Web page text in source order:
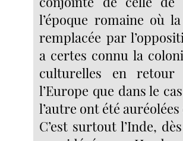
l’époque romaine où
remplacée par
a certes connu la
culturelles en retour
l’Europe que dans le
l’autre ont été
C’est surtout l’Inde,